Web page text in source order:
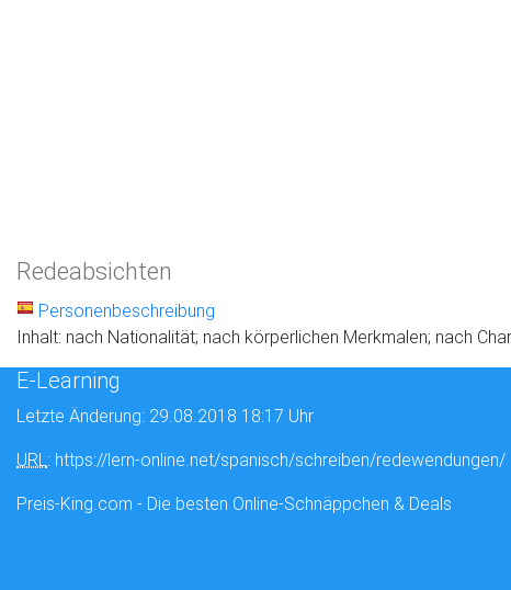
Redeabsichten
Personenbeschreibung
Inhalt: nach Nationalität; nach körperlichen Merkmalen; nach
E-Learning
Letzte Änderung: 29.08.2018 18:17 Uhr
URL: https://lern-online.net/spanisch/schreiben/redewendungen/
Preis-King.com - Die besten Online-Schnäppchen & Deals